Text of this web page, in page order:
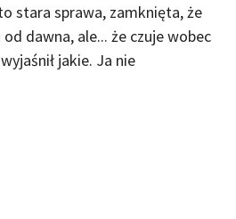
stara sprawa, zamknięta, że
dawna, ale... że czuje wobec
jakie. Ja nie